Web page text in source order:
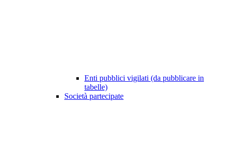
Enti pubblici vigilati (da pubblicare in
tabelle)
Società partecipate